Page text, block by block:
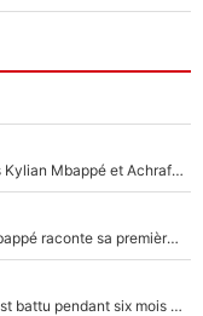
Loin du Real Madrid et du PSG, les inséparables Kylian Mbappé et Achraf Hakimi changent d'équipe le temps d'une journée !
«Je ne sais pas pourquoi j’ai dit ça...» : Kylian Mbappé raconte sa première rencontre avec Zinédine Zidane (et c’est très drôle)
Départ de Roberto De Zerbi - Medhi Benatia s'est battu pendant six mois pour le retenir à l'OM, le PSG a été le naufrage de trop : «Je pars avec toi»